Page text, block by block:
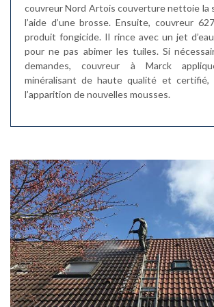
couvreur Nord Artois couverture nettoie la
l’aide d’une brosse. Ensuite, couvreur
produit fongicide. Il rince avec un jet
pour ne pas abimer les tuiles. Si
demandes, couvreur à Marck
minéralisant de haute qualité et certifié,
l’apparition de nouvelles mousses.